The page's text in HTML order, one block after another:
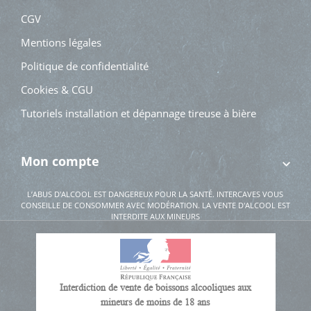
CGV
Mentions légales
Politique de confidentialité
Cookies & CGU
Tutoriels installation et dépannage tireuse à bière
Mon compte
L’ABUS D'ALCOOL EST DANGEREUX POUR LA SANTÉ. INTERCAVES VOUS
CONSEILLE DE CONSOMMER AVEC MODÉRATION. LA VENTE D'ALCOOL EST
INTERDITE AUX MINEURS
Interdiction de vente de boissons alcooliques aux
mineurs de moins de 18 ans